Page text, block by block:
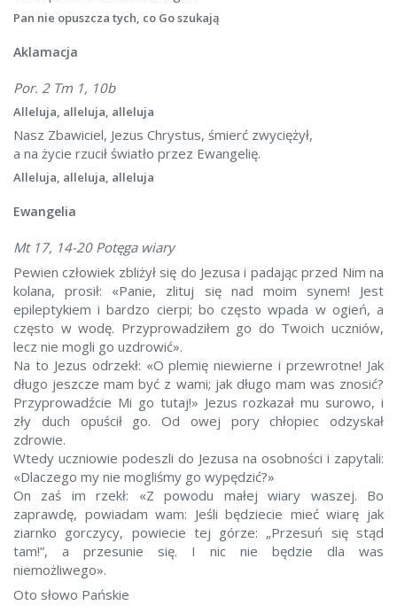
Pan nie opuszcza tych, co Go szukają
Aklamacja
Por. 2 Tm 1, 10b
Alleluja, alleluja, alleluja
Nasz Zbawiciel, Jezus Chrystus, śmierć zwyciężył,
a na życie rzucił światło przez Ewangelię.
Alleluja, alleluja, alleluja
Ewangelia
Mt 17, 14-20 Potęga wiary
Pewien człowiek zbliżył się do Jezusa i padając przed Nim na
kolana, prosił: «Panie, zlituj się nad moim synem! Jest
epileptykiem i bardzo cierpi; bo często wpada w ogień, a
często w wodę. Przyprowadziłem go do Twoich uczniów,
lecz nie mogli go uzdrowić».
Na to Jezus odrzekł: «O plemię niewierne i przewrotne! Jak
długo jeszcze mam być z wami; jak długo mam was znosić?
Przyprowadźcie Mi go tutaj!» Jezus rozkazał mu surowo, i
zły duch opuścił go. Od owej pory chłopiec odzyskał
zdrowie.
Wtedy uczniowie podeszli do Jezusa na osobności i zapytali:
«Dlaczego my nie mogliśmy go wypędzić?»
On zaś im rzekł: «Z powodu małej wiary waszej. Bo
zaprawdę, powiadam wam: Jeśli będziecie mieć wiarę jak
ziarnko gorczycy, powiecie tej górze: „Przesuń się stąd
tam!”, a przesunie się. I nic nie będzie dla was
niemożliwego».
Oto słowo Pańskie